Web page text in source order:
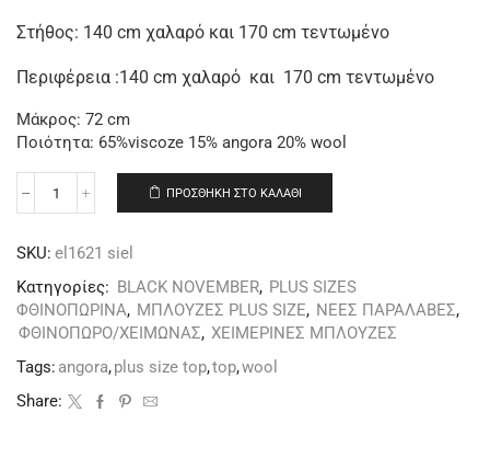
Στήθος: 140 cm χαλαρό και 170 cm τεντωμένο
Περιφέρεια :140 cm χαλαρό και 170 cm τεντωμένο
Μάκρος: 72 cm
Ποιότητα: 65%viscoze 15% angora 20% wool
ΠΡΟΣΘΉΚΗ ΣΤΟ ΚΑΛΆΘΙ
SKU: el1621 siel
Κατηγορίες: BLACK NOVEMBER, PLUS SIZES
ΦΘΙΝΟΠΩΡΙΝΑ, ΜΠΛΟΥΖΕΣ PLUS SIZE, ΝΕΕΣ ΠΑΡΑΛΑΒΕΣ,
ΦΘΙΝΟΠΩΡΟ/ΧΕΙΜΩΝΑΣ, ΧΕΙΜΕΡΙΝΕΣ ΜΠΛΟΥΖΕΣ
Tags: angora,plus size top,top,wool
Share: